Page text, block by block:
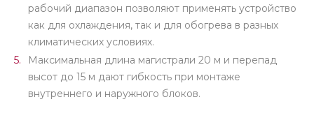
рабочий диапазон позволяют применять устройство
как для охлаждения, так и для обогрева в разных
климатических условиях.
Максимальная длина магистрали 20 м и перепад
высот до 15 м дают гибкость при монтаже
внутреннего и наружного блоков.